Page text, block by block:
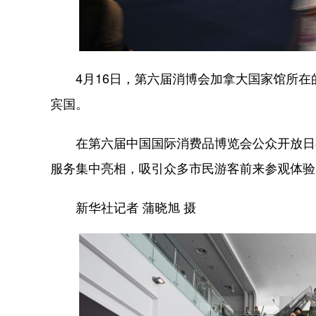
4月16日，第六届消博会加拿大国家馆所在
宾国。
在第六届中国国际消费品博览会公众开放日
服务集中亮相，吸引众多市民游客前来参观体验
新华社记者 蒲晓旭 摄